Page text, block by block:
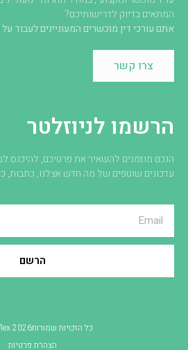
המתאים בדיוק לדרישותיכם?
אתם עורכי דין מוכשרים המעוניינים לעבוד
צרו קשר
הרשמו לניוזלטר
הנכם מוזמנים להשאיר את פרטיכם, להיכנס
עדכונים שוטפים של מה חדש אצלנו, כתבות,
הרשם
כל הזכויות שמורות2026 Lawflex ©
הצהרת פרטיות